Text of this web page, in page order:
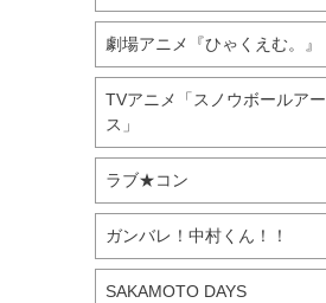
劇場アニメ『ひゃくえむ。』
TVアニメ「スノウボールアー
ス」
ラブ★コン
ガンバレ！中村くん！！
SAKAMOTO DAYS